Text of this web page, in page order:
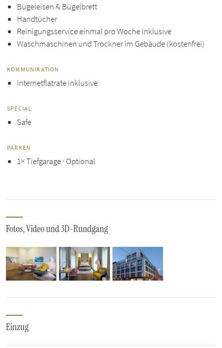
Bügeleisen & Bügelbrett
Handtücher
Reinigungsservice einmal pro Woche inklusive
Waschmaschinen und Trockner im Gebäude (kostenfrei)
KOMMUNIKATION
Internetflatrate inklusive
SPECIAL
Safe
PARKEN
1× Tiefgarage · Optional
Fotos, Video und 3D-Rundgang
Einzug